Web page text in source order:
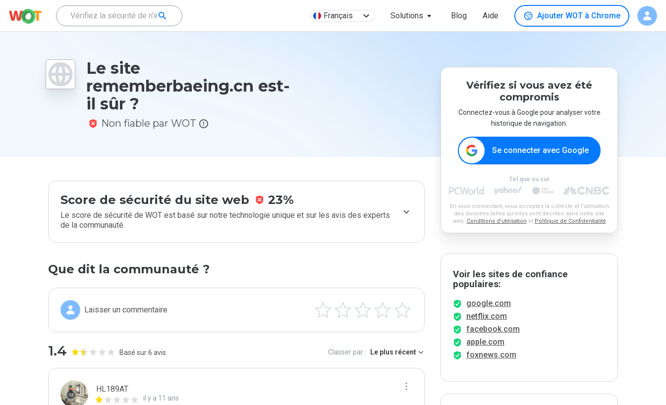
Français Solutions Blog Aide Ajouter WOT à Chrome
Le site
rememberbaeing.cn est-
il sûr ?
Non fiable par WOT
Score de sécurité du site web 23%
Le score de sécurité de WOT est basé sur notre technologie unique et sur les avis des experts
de la communauté.
Que dit la communauté ?
Laisser un commentaire
1.4 Basé sur 6 avis Classer par : Le plus récent
HL189AT
il y a 11 ans
Vérifiez si vous avez été
compromis
Connectez-vous à Google pour analyser votre
historique de navigation.
Se connecter avec Google
Tel que vu sur
En vous connectant, vous acceptez la collecte et l'utilisation
des données telles qu'elles sont décrites dans notre site
web. Conditions d'utilisation et Politique de Confidentialité
Voir les sites de confiance
populaires:
google.com
netflix.com
facebook.com
apple.com
foxnews.com